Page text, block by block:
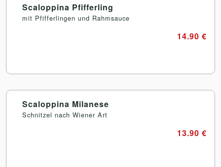
Scaloppina Pfifferling
mit Pfifferlingen und Rahmsauce
14.90 €
Scaloppina Milanese
Schnitzel nach Wiener Art
13.90 €